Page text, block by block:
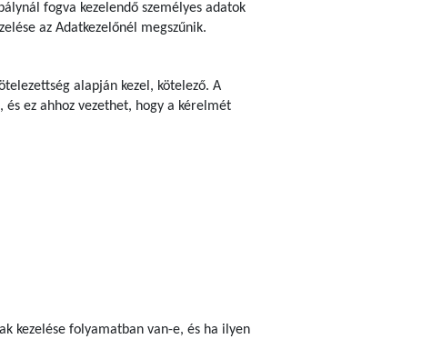
fogva kezelendő személyes adatok
az Adatkezelőnél megszűnik.
alapján kezel, kötelező. A
ez ahhoz vezethet, hogy a kérelmét
kezelése folyamatban van-e, és ha ilyen